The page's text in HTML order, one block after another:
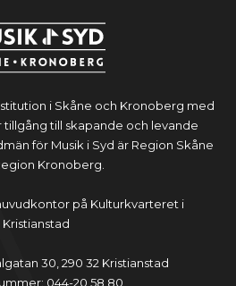
i Skåne och Kronoberg med
tillgång till skapande och levande
för Musik i Syd är Region Skåne
Kronoberg.
på Kulturkvarteret i
Kristianstad
30, 290 32 Kristianstad
044-20 58 80